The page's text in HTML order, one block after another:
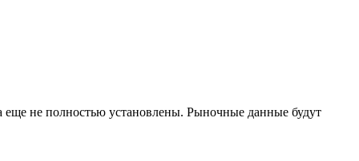
еще не полностью установлены. Рыночные данные будут